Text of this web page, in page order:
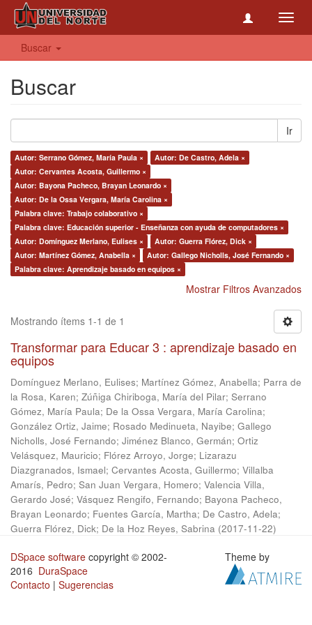
Buscar
Buscar
Ir
Autor: Serrano Gómez, María Paula ×
Autor: De Castro, Adela ×
Autor: Cervantes Acosta, Guillermo ×
Autor: Bayona Pacheco, Brayan Leonardo ×
Autor: De la Ossa Vergara, María Carolina ×
Palabra clave: Trabajo colaborativo ×
Palabra clave: Educación superior - Enseñanza con ayuda de computadores ×
Autor: Domínguez Merlano, Eulises ×
Autor: Guerra Flórez, Dick ×
Autor: Martínez Gómez, Anabella ×
Autor: Gallego Nicholls, José Fernando ×
Palabra clave: Aprendizaje basado en equipos ×
Mostrar Filtros Avanzados
Mostrando ítems 1-1 de 1
Transformar para Educar 3 : aprendizaje basado en
equipos
Domínguez Merlano, Eulises; Martínez Gómez, Anabella; Parra de
la Rosa, Karen; Zúñiga Chiriboga, María del Pilar; Serrano
Gómez, María Paula; De la Ossa Vergara, María Carolina;
González Ortiz, Jaime; Rosado Medinueta, Nayibe; Gallego
Nicholls, José Fernando; Jiménez Blanco, Germán; Ortiz
Velásquez, Mauricio; Flórez Arroyo, Jorge; Lizarazu
Diazgranados, Ismael; Cervantes Acosta, Guillermo; Villalba
Amarís, Pedro; San Juan Vergara, Homero; Valencia Villa,
Gerardo José; Vásquez Rengifo, Fernando; Bayona Pacheco,
Brayan Leonardo; Fuentes García, Martha; De Castro, Adela;
Guerra Flórez, Dick; De la Hoz Reyes, Sabrina (2017-11-22)
DSpace software copyright © 2002-
2016 DuraSpace
Contacto | Sugerencias
Theme by